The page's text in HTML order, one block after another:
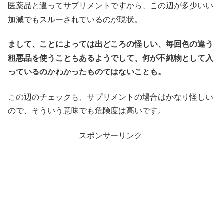
医薬品と違ってサプリメントですから、この辺が多少いい
加減でもスルーされているのが現状。
まして、ことによっては出どころの怪しい、毎回色の違う
粗悪品を使うこともあるようでして、何が不純物として入
っているのかわかったものではないことも。
この辺のチェックも、サプリメントの場合はかなり怪しい
ので、そういう意味でも危険度は高いです。
スポンサーリンク